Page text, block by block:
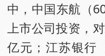
中，中国东航（
上市公司投资，
亿元；江苏银行